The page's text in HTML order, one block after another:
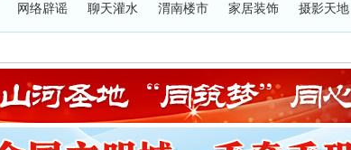
网络辟谣
聊天灌水 渭南楼市 家居装饰 摄影天地
谈婚论嫁
志愿服务 有问必答 站务处理